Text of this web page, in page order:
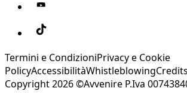
Termini e CondizioniPrivacy e Cookie
PolicyAccessibilitàWhistleblowingCredits
Copyright 2026 ©Avvenire P.Iva